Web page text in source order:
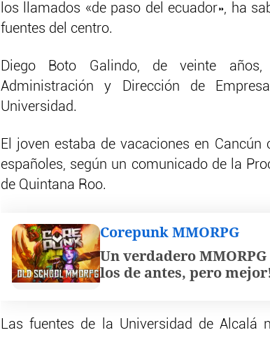
los llamados «de paso del ecuador», ha
fuentes del centro.
Diego Boto Galindo, de veinte años,
Administración y Dirección de
Universidad.
El joven estaba de vacaciones en
españoles, según un comunicado de la
de Quintana Roo.
Corepunk MMORPG
Un verdadero
los de antes, pero
Las fuentes de la Universidad de Alcalá